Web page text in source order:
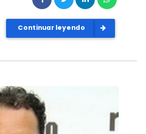
Continuar leyendo